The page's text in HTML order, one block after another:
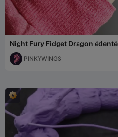
Night Fury Fidget Dragon édenté
PINKYWINGS